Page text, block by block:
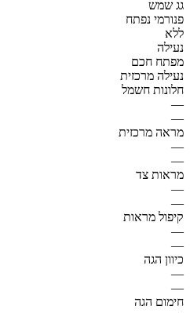
גג שמש
פנורמי נפתח
ללא
נעילה
מפתח חכם
נעילה מרכזית
חלונות חשמל
—
—
מראה מרכזית
—
—
מראות צד
—
—
קיפול מראות
—
—
כיוון הגה
—
—
חימום הגה